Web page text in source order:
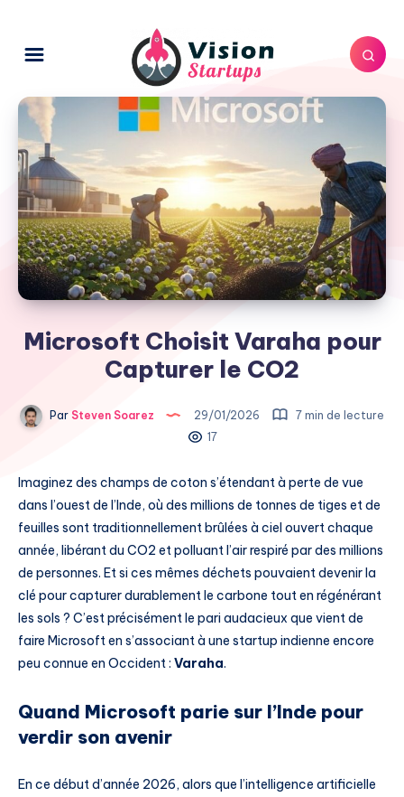
Microsoft Choisit Varaha pour
Capturer le CO2
Par Steven Soarez 29/01/2026
7 min de lecture
17
Imaginez des champs de coton s’étendant à perte de vue
dans l’ouest de l’Inde, où des millions de tonnes de tiges et de
feuilles sont traditionnellement brûlées à ciel ouvert chaque
année, libérant du CO2 et polluant l’air respiré par des millions
de personnes. Et si ces mêmes déchets pouvaient devenir la
clé pour capturer durablement le carbone tout en régénérant
les sols ? C’est précisément le pari audacieux que vient de
faire Microsoft en s’associant à une startup indienne encore
peu connue en Occident : Varaha.
Quand Microsoft parie sur l’Inde pour
verdir son avenir
En ce début d’année 2026, alors que l’intelligence artificielle